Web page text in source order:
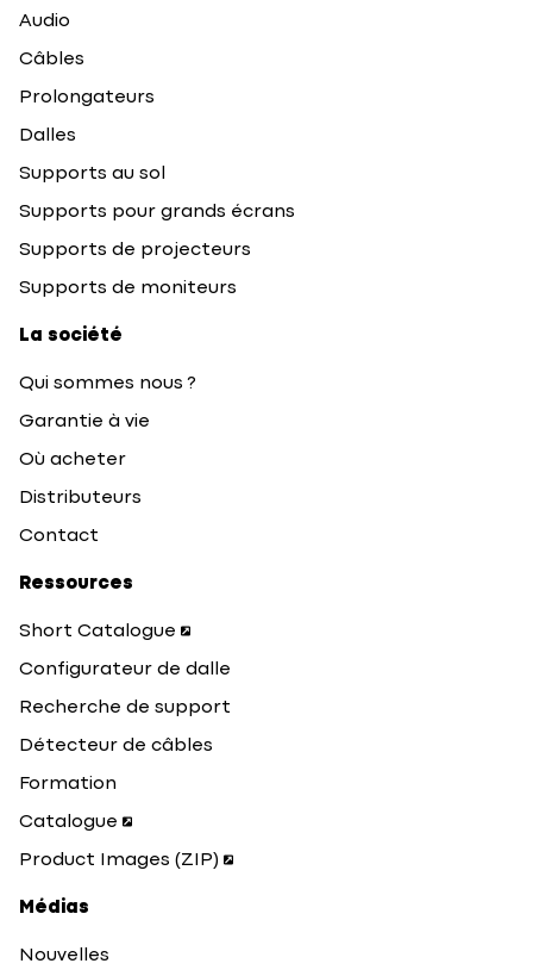
Audio
Câbles
Prolongateurs
Dalles
Supports au sol
Supports pour grands écrans
Supports de projecteurs
Supports de moniteurs
La société
Qui sommes nous ?
Garantie à vie
Où acheter
Distributeurs
Contact
Ressources
Short Catalogue
Configurateur de dalle
Recherche de support
Détecteur de câbles
Formation
Catalogue
Product Images (ZIP)
Médias
Nouvelles